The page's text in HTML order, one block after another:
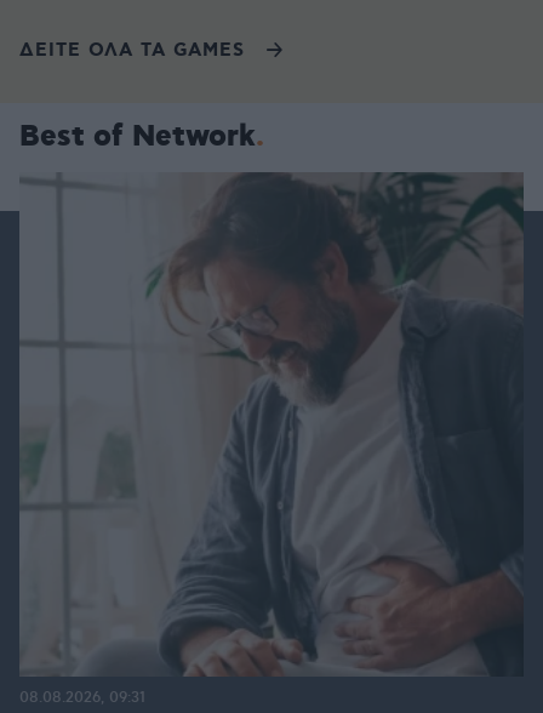
ΔΕΙΤΕ ΟΛΑ ΤΑ GAMES
Best of Network
08.08.2026, 09:31